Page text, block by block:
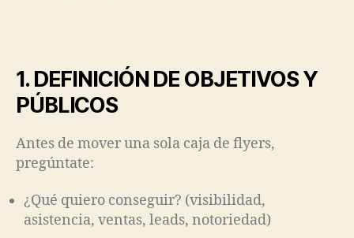
1. DEFINICIÓN DE OBJETIVOS Y
PÚBLICOS
Antes de mover una sola caja de flyers,
pregúntate:
¿Qué quiero conseguir? (visibilidad,
asistencia, ventas, leads, notoriedad)